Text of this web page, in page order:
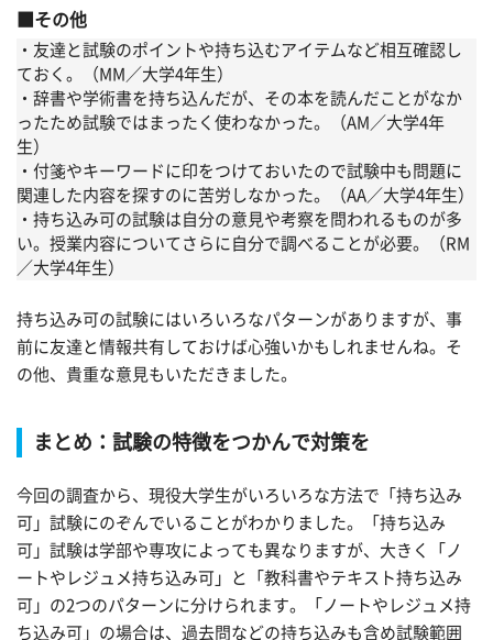
その他
・友達と試験のポイントや持ち込むアイテムなど相互確認し
ておく。（MM／大学4年生）
・辞書や学術書を持ち込んだが、その本を読んだことがなか
ったため試験ではまったく使わなかった。（AM／大学4年
生）
・付箋やキーワードに印をつけておいたので試験中も問題に
関連した内容を探すのに苦労しなかった。（AA／大学4年生）
・持ち込み可の試験は自分の意見や考察を問われるものが多
い。授業内容についてさらに自分で調べることが必要。（RM
／大学4年生）
持ち込み可の試験にはいろいろなパターンがありますが、事
前に友達と情報共有しておけば心強いかもしれませんね。そ
の他、貴重な意見もいただきました。
まとめ：試験の特徴をつかんで対策を
今回の調査から、現役大学生がいろいろな方法で「持ち込み
可」試験にのぞんでいることがわかりました。「持ち込み
可」試験は学部や専攻によっても異なりますが、大きく「ノ
ートやレジュメ持ち込み可」と「教科書やテキスト持ち込み
可」の2つのパターンに分けられます。「ノートやレジュメ持
ち込み可」の場合は、過去問などの持ち込みも含め試験範囲